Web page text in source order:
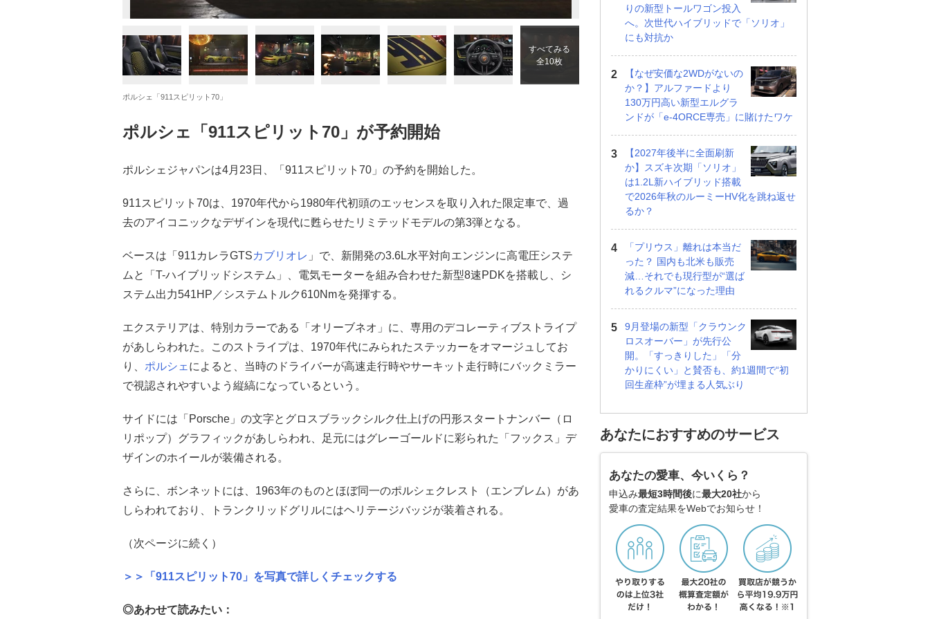
すべてみる
全10枚
ポルシェ「911スピリット70」
ポルシェ「911スピリット70」が予約開始
ポルシェジャパンは4月23日、「911スピリット70」の予約を開始した。
911スピリット70は、1970年代から1980年代初頭のエッセンスを取り入れた限定車で、過
去のアイコニックなデザインを現代に甦らせたリミテッドモデルの第3弾となる。
ベースは「911カレラGTSカブリオレ 」で、新開発の3.6L水平対向エンジンに高電圧システ
ムと「T-ハイブリッドシステム」、電気モーターを組み合わせた新型8速PDKを搭載し、シ
ステム出力541HP／システムトルク610Nmを発揮する。
エクステリアは、特別カラーである「オリーブネオ」に、専用のデコレーティブストライプ
があしらわれた。このストライプは、1970年代にみられたステッカーをオマージュしてお
り、 ポルシェ によると、当時のドライバーが高速走行時やサーキット走行時にバックミラー
で視認されやすいよう縦縞になっているという。
サイドには「Porsche」の文字とグロスブラックシルク仕上げの円形スタートナンバー（ロ
リポップ）グラフィックがあしらわれ、足元にはグレーゴールドに彩られた「フックス」デ
ザインのホイールが装備される。
さらに、ボンネットには、1963年のものとほぼ同一のポルシェクレスト（エンブレム）があ
しらわれており、トランクリッドグリルにはヘリテージバッジが装着される。
（次ページに続く）
＞＞「911スピリット70」を写真で詳しくチェックする
◎あわせて読みたい：
りの新型トールワゴン投入
へ。次世代ハイブリッドで「ソリオ」
にも対抗か
【なぜ安価な2WDがないの
か？】アルファードより
130万円高い新型エルグラ
ンドが「e-4ORCE専売」に賭けたワケ
【2027年後半に全面刷新
か】スズキ次期「ソリオ」
は1.2L新ハイブリッド搭載
で2026年秋のルーミーHV化を跳ね返せ
るか？
「プリウス」離れは本当だ
った？ 国内も北米も販売
減…それでも現行型が“選ば
れるクルマ”になった理由
9月登場の新型「クラウンク
ロスオーバー」が先行公
開。「すっきりした」「分
かりにくい」と賛否も、約1週間で“初
回生産枠”が埋まる人気ぶり
あなたにおすすめのサービス
あなたの愛車、今いくら？
申込み最短3時間後に最大20社から
愛車の査定結果をWebでお知らせ！